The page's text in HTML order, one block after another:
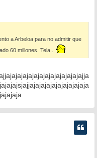
a Arbeloa para no admitir que
60 millones. Tela...